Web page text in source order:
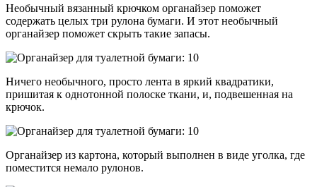
Необычный вязанный крючком органайзер поможет
содержать целых три рулона бумаги. И этот необычный
органайзер поможет скрыть такие запасы.
Ничего необычного, просто лента в яркий квадратики,
пришитая к однотонной полоске ткани, и, подвешенная на
крючок.
Органайзер из картона, который выполнен в виде уголка, где
поместится немало рулонов.